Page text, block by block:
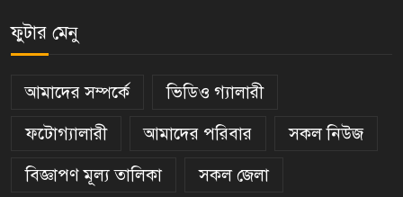
ফুটার মেনু
আমাদের সম্পর্কে
ভিডিও গ্যালারী
ফটোগ্যালারী
আমাদের পরিবার
সকল নিউজ
বিজ্ঞাপণ মূল্য তালিকা
সকল জেলা